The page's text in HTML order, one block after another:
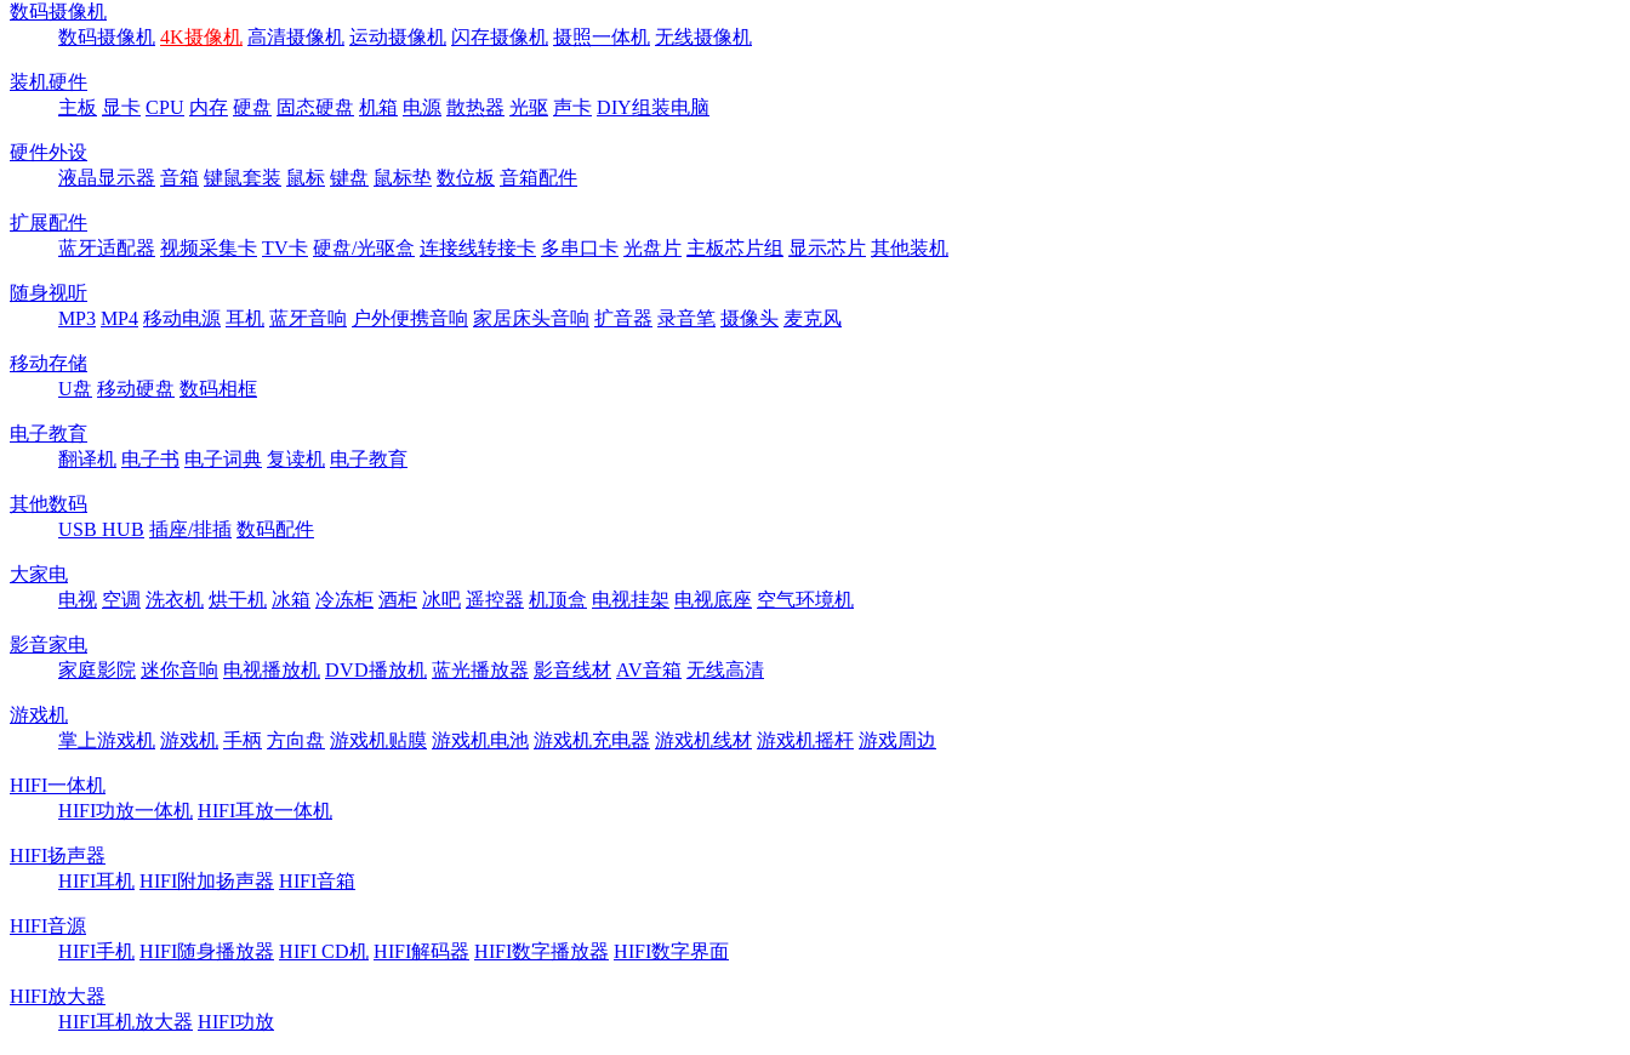
数码摄像机
数码摄像机 4K摄像机 高清摄像机 运动摄像机 闪存摄像机 摄照一体机 无线摄像机
装机硬件
主板 显卡 CPU 内存 硬盘 固态硬盘 机箱 电源 散热器 光驱 声卡 DIY组装电脑
硬件外设
液晶显示器 音箱 键鼠套装 鼠标 键盘 鼠标垫 数位板 音箱配件
扩展配件
蓝牙适配器 视频采集卡 TV卡 硬盘/光驱盒 连接线转接卡 多串口卡 光盘片 主板芯片组 显示芯片 其他装机
随身视听
MP3 MP4 移动电源 耳机 蓝牙音响 户外便携音响 家居床头音响 扩音器 录音笔 摄像头 麦克风
移动存储
U盘 移动硬盘 数码相框
电子教育
翻译机 电子书 电子词典 复读机 电子教育
其他数码
USB HUB 插座/排插 数码配件
大家电
电视 空调 洗衣机 烘干机 冰箱 冷冻柜 酒柜 冰吧 遥控器 机顶盒 电视挂架 电视底座 空气环境机
影音家电
家庭影院 迷你音响 电视播放机 DVD播放机 蓝光播放器 影音线材 AV音箱 无线高清
游戏机
掌上游戏机 游戏机 手柄 方向盘 游戏机贴膜 游戏机电池 游戏机充电器 游戏机线材 游戏机摇杆 游戏周边
HIFI一体机
HIFI功放一体机 HIFI耳放一体机
HIFI扬声器
HIFI耳机 HIFI附加扬声器 HIFI音箱
HIFI音源
HIFI手机 HIFI随身播放器 HIFI CD机 HIFI解码器 HIFI数字播放器 HIFI数字界面
HIFI放大器
HIFI耳机放大器 HIFI功放